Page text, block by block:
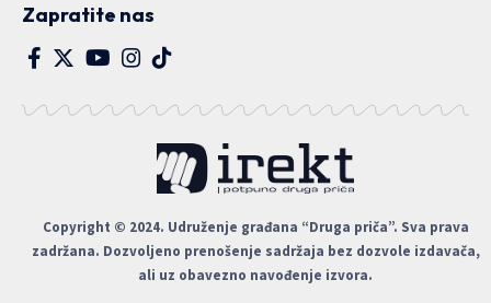
Zapratite nas
Copyright © 2024. Udruženje građana “Druga priča”. Sva prava
zadržana. Dozvoljeno prenošenje sadržaja bez dozvole izdavača,
ali uz obavezno navođenje izvora.